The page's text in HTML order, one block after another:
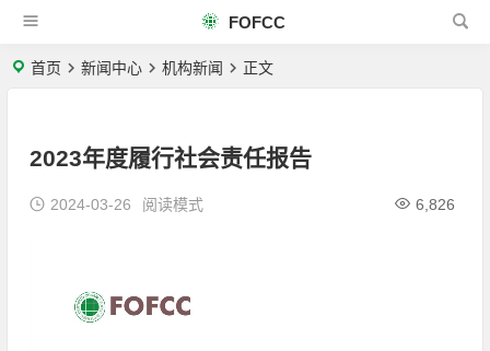
FOFCC
首页 新闻中心 机构新闻 正文
2023年度履行社会责任报告
2024-03-26 6,826
阅读模式